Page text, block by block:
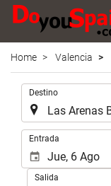
Home Valencia
Introduzca
lugar
de
destino
en
Destino
Introduzca
las
fechas
Entrada
Salida